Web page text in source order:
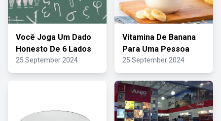
Você Joga Um Dado
Honesto De 6 Lados
25 September 2024
Vitamina De Banana
Para Uma Pessoa
25 September 2024